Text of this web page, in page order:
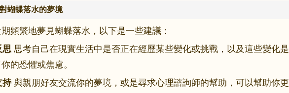
蝴蝶落水的夢境
頻繁地夢見蝴蝶落水，以下是一些建議：
思 思考自己在現實生活中是否正在經歷某些變化或挑戰，以及這些變化是
的恐懼或焦慮。
持與親朋好友交流你的夢境，或是尋求心理諮詢師的幫助，可以幫助你更